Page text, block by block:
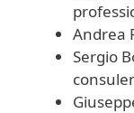
Andrea
Sergio